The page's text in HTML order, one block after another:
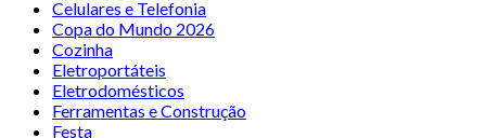
Celulares e Telefonia
Copa do Mundo 2026
Cozinha
Eletroportáteis
Eletrodomésticos
Ferramentas e Construção
Festa